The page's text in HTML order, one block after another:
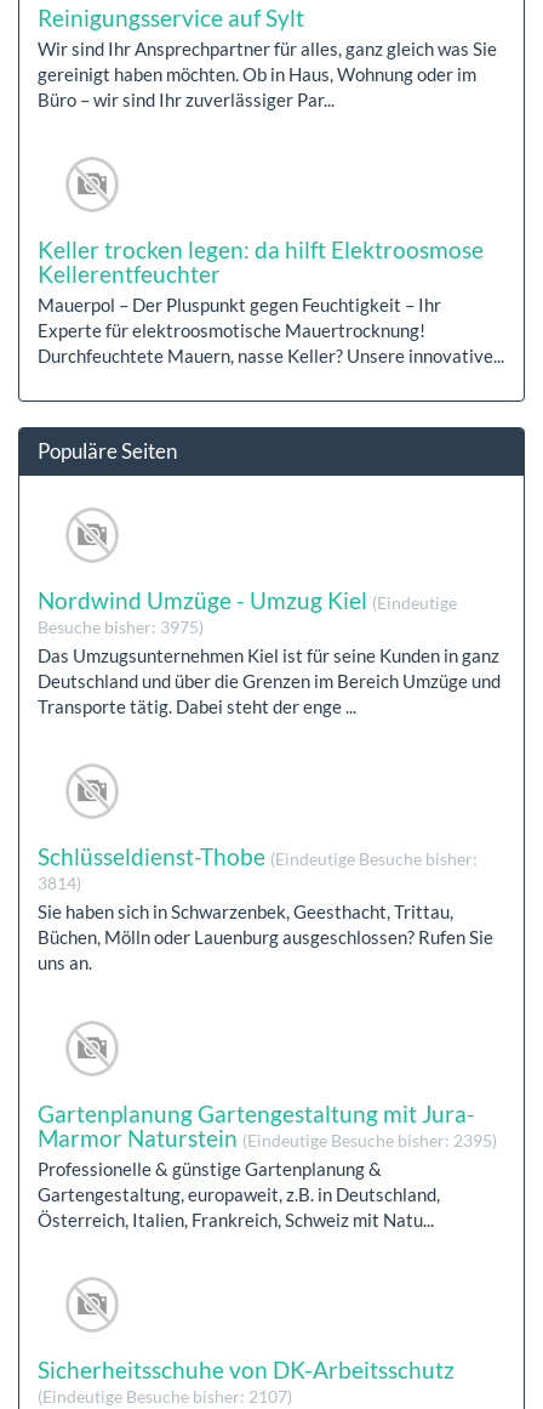
Reinigungsservice auf Sylt
Wir sind Ihr Ansprechpartner für alles, ganz gleich was Sie
gereinigt haben möchten. Ob in Haus, Wohnung oder im
Büro – wir sind Ihr zuverlässiger Par...
Keller trocken legen: da hilft Elektroosmose
Kellerentfeuchter
Mauerpol – Der Pluspunkt gegen Feuchtigkeit – Ihr
Experte für elektroosmotische Mauertrocknung!
Durchfeuchtete Mauern, nasse Keller? Unsere innovative...
Populäre Seiten
Nordwind Umzüge - Umzug Kiel (Eindeutige
Besuche bisher: 3975)
Das Umzugsunternehmen Kiel ist für seine Kunden in ganz
Deutschland und über die Grenzen im Bereich Umzüge und
Transporte tätig. Dabei steht der enge ...
Schlüsseldienst-Thobe (Eindeutige Besuche bisher:
3814)
Sie haben sich in Schwarzenbek, Geesthacht, Trittau,
Büchen, Mölln oder Lauenburg ausgeschlossen? Rufen Sie
uns an.
Gartenplanung Gartengestaltung mit Jura-
Marmor Naturstein (Eindeutige Besuche bisher: 2395)
Professionelle & günstige Gartenplanung &
Gartengestaltung, europaweit, z.B. in Deutschland,
Österreich, Italien, Frankreich, Schweiz mit Natu...
Sicherheitsschuhe von DK-Arbeitsschutz
(Eindeutige Besuche bisher: 2107)